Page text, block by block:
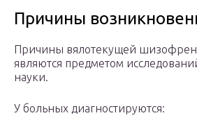
Причины
Причины вялотекущей
являются предметом
науки.
У больных диагностируются: